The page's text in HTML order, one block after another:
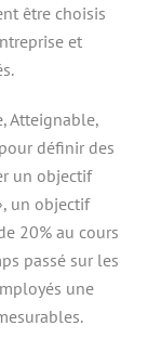
être choisis
et
Atteignable,
définir des
un objectif
un objectif
20% au cours
passé sur les
une